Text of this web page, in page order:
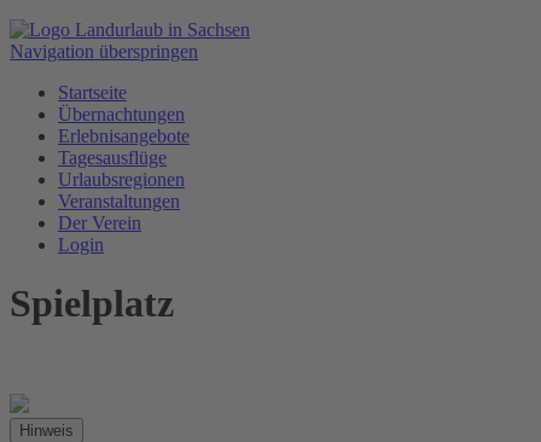
Navigation überspringen
Startseite
Übernachtungen
Erlebnisangebote
Tagesausflüge
Urlaubsregionen
Veranstaltungen
Der Verein
Login
Spielplatz
Hinweis